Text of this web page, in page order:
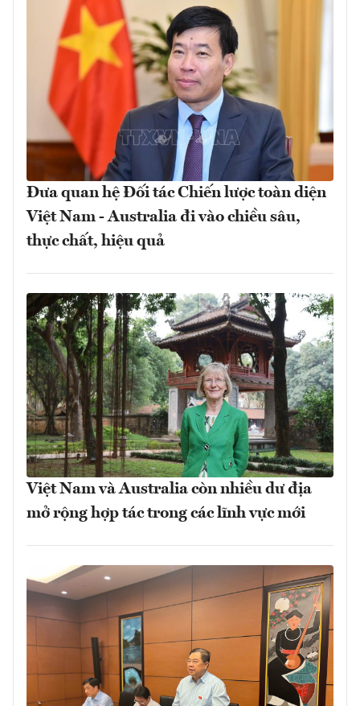
Đưa quan hệ Đối tác Chiến lược toàn diện
Việt Nam - Australia đi vào chiều sâu,
thực chất, hiệu quả
Việt Nam và Australia còn nhiều dư địa
mở rộng hợp tác trong các lĩnh vực mới